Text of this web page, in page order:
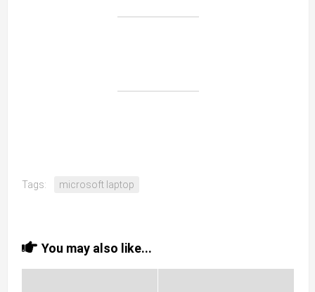
Tags: microsoft laptop
You may also like...